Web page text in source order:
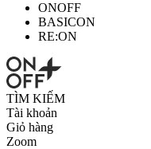
ONOFF
BASICON
RE:ON
TÌM KIẾM
Tài khoản
Giỏ hàng
Zoom